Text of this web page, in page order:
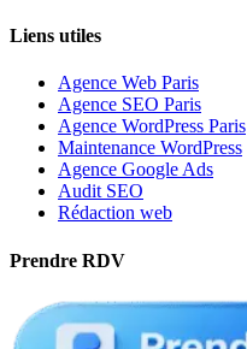
Liens utiles
Agence Web Paris
Agence SEO Paris
Agence WordPress Paris
Maintenance WordPress
Agence Google Ads
Audit SEO
Rédaction web
Prendre RDV